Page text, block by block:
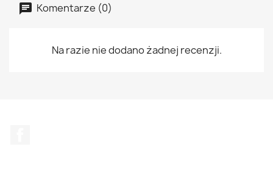
Komentarze (0)
Na razie nie dodano żadnej recenzji.